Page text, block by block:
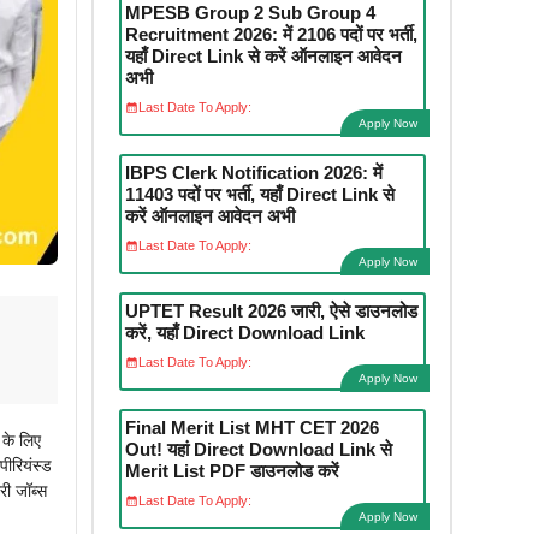
लिए
जॉब्स
MPESB Group 2 Sub Group 4
Recruitment 2026: में 2106 पदों पर भर्ती,
यहाँ Direct Link से करें ऑनलाइन आवेदन
अभी
Last Date To Apply:
Apply Now
IBPS Clerk Notification 2026: में
11403 पदों पर भर्ती, यहाँ Direct Link से
करें ऑनलाइन आवेदन अभी
Last Date To Apply:
Apply Now
UPTET Result 2026 जारी, ऐसे डाउनलोड
करें, यहाँ Direct Download Link
Last Date To Apply:
Apply Now
Final Merit List MHT CET 2026
Out! यहां Direct Download Link से
Merit List PDF डाउनलोड करें
Last Date To Apply:
Apply Now